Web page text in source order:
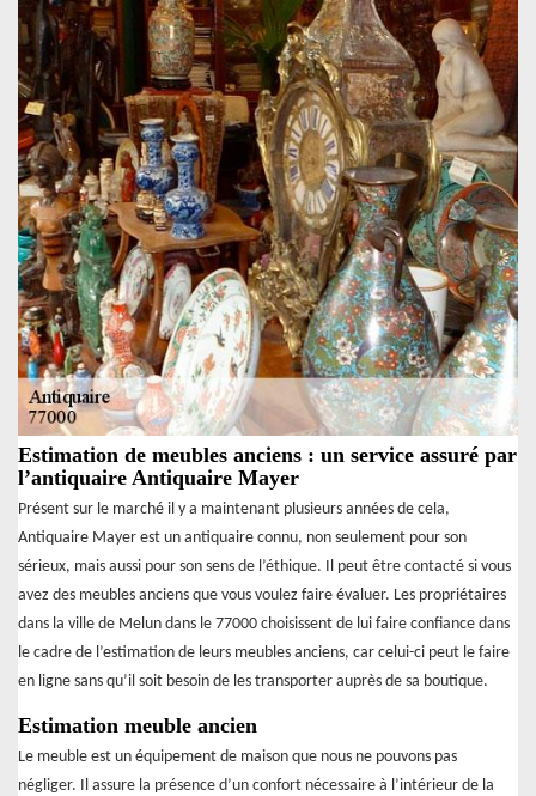
Estimation de meubles anciens : un service assuré par
l’antiquaire Antiquaire Mayer
Présent sur le marché il y a maintenant plusieurs années de cela,
Antiquaire Mayer est un antiquaire connu, non seulement pour son
sérieux, mais aussi pour son sens de l’éthique. Il peut être contacté si vous
avez des meubles anciens que vous voulez faire évaluer. Les propriétaires
dans la ville de Melun dans le 77000 choisissent de lui faire confiance dans
le cadre de l’estimation de leurs meubles anciens, car celui-ci peut le faire
en ligne sans qu’il soit besoin de les transporter auprès de sa boutique.
Estimation meuble ancien
Le meuble est un équipement de maison que nous ne pouvons pas
négliger. Il assure la présence d’un confort nécessaire à l’intérieur de la